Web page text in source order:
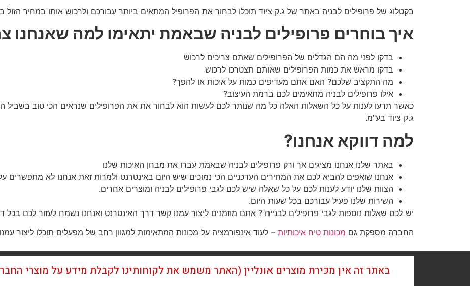
בקטלוג של פרופילים לבניה באתר של ג.ק ציוד תוכלו לבחור את הפרופיל המתאים ביותר עבורכם ולרכוש אותו במחיר
איך בוחרים פרופילים לבניה שבאמת יתאימו למה שאנחנו
בדקו לפני מה הם הגדלים של הפרופילים שאתם צריכים לרכוש
בדקו מראש את כמות הפרופילים שאותם תצטרכו לרכוש
מה התקציב שלכם? האם אתם מעדיפים כמות על איכות או להפך?
אילו פרופילים לבניה מתאימים לכם ברמת העיצוב?
כאשר תדעו לענות על כל השאלות האלה כל מה שנותר לכם לעשות הוא לבחור את את הפרופילים שנראים הכי טוב בשביל
ג.ק ציוד בע"מ.
למה דווקא אנחנו?
באתר שלנו אנחנו מציגים אך ורק פרופילים לבניה שבאמת עברו את מבחן האיכות שלנו
אנחנו שואפים להביא לכם את המחירים העדכניים הכי נמוכים שיש היום באינטרנט ולמרות זאת אנחנו לא מתפשרים
הצוות שלנו יודע לענות לכם על כל שאלה שיש לכם לגבי פרופילים לבניה ומוצרים אחרים.
השירות שלנו פעיל עבורכם בכל שעות היום.
יש לכם שאלות נוספות לגבי פרופילים לבנייה ? אתם מוזמנים ליצור עמנו קשר דרך האינטרנט ואנחנו נשמח לעזור לכם בכל
החברה מספקת גם מכונות טיח איכותיות – לעוד אינפורמציה על מכונות המתאימות למגוון רחב של מפעלים תוכלו ליצור
באתר זה אין מכירת מוצרים אונליין (האתר משמש את לקוחותינו לקבלת מידע על מוצרי